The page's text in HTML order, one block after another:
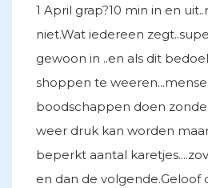
1 April grap?10 min in en
niet.Wat iedereen
gewoon in ..en als dit
shoppen te
boodschappen doen
weer druk kan worden
beperkt aantal
en dan de volgende.Geloof